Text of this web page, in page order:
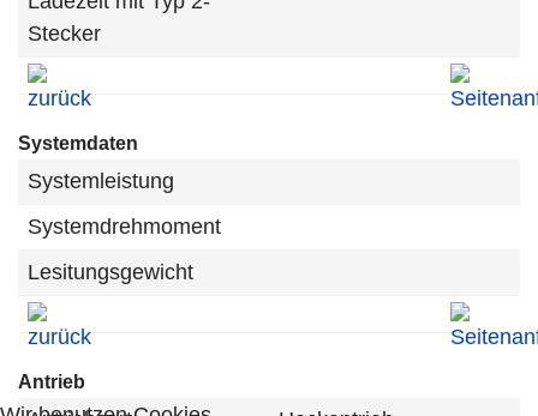
Stecker
Systemdaten
Systemleistung
Systemdrehmoment
Lesitungsgewicht
Antrieb